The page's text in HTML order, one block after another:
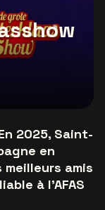
2025, Saint-
en
amis
à l'AFAS